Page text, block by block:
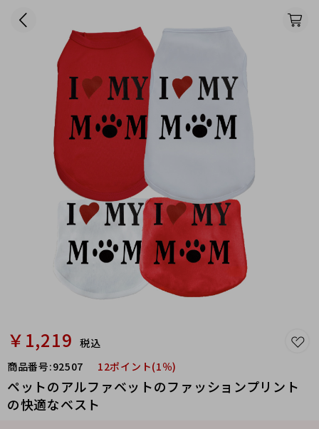
￥1,219 税込
商品番号:92507 12ポイント(1％)
ペットのアルファベットのファッションプリント
の快適なベスト